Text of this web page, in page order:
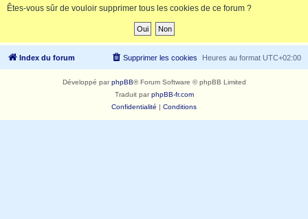
h
Êtes-vous sûr de vouloir supprimer tous les cookies de ce forum ?
Index du forum Heures au format UTC+02:00
Supprimer les cookies
Développé parphpBB® Forum Software © phpBB Limited
Traduit parphpBB-fr.com
Confidentialité | Conditions